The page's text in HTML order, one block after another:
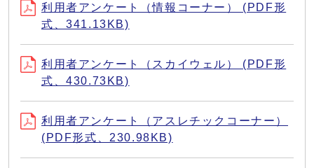
利用者アンケート（情報コーナー） (PDF形
式、341.13KB)
利用者アンケート（スカイウェル） (PDF形
式、430.73KB)
利用者アンケート（アスレチックコーナー）
(PDF形式、230.98KB)